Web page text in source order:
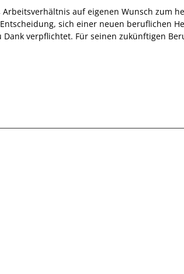
Arbeitsverhältnis auf eigenen Wunsch zum
sich einer neuen beruflichen
Dank verpflichtet. Für seinen zukünftigen